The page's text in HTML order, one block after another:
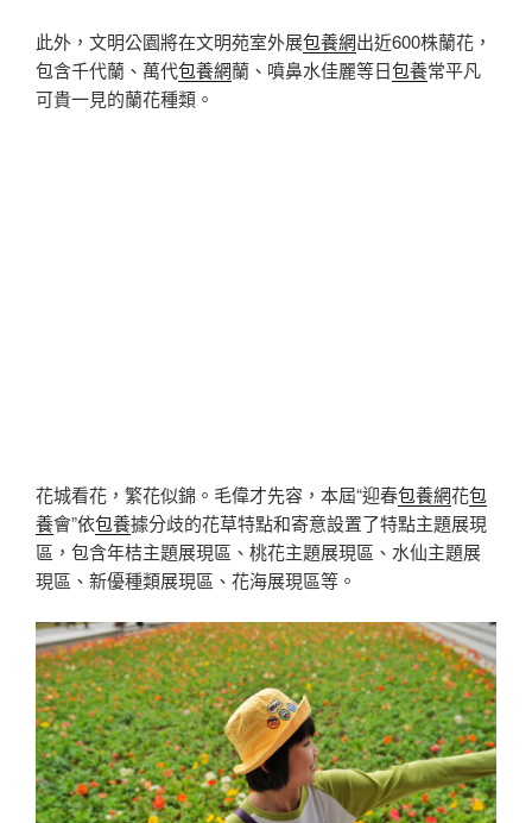
此外，文明公園將在文明苑室外展包養網出近600株蘭花，
包含千代蘭、萬代包養網蘭、噴鼻水佳麗等日包養常平凡
可貴一見的蘭花種類。
花城看花，繁花似錦。毛偉才先容，本屆“迎春包養網花包
養會”依包養據分歧的花草特點和寄意設置了特點主題展現
區，包含年桔主題展現區、桃花主題展現區、水仙主題展
現區、新優種類展現區、花海展現區等。